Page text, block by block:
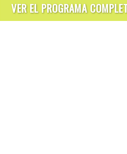
VER EL PROGRAMA